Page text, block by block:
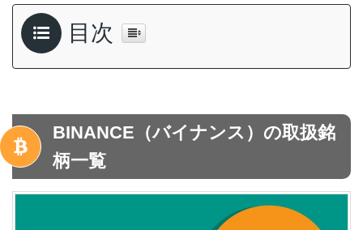
目次
BINANCE（バイナンス）の取扱銘
柄一覧